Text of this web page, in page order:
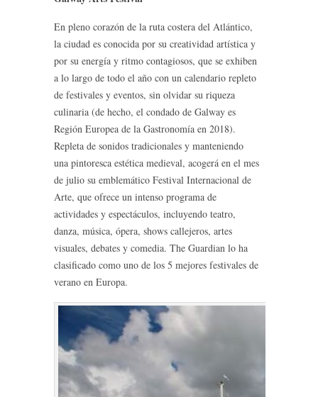
En pleno corazón de la ruta costera del Atlántico,
la ciudad es conocida por su creatividad artística y
por su energía y ritmo contagiosos, que se exhiben
a lo largo de todo el año con un calendario repleto
de festivales y eventos, sin olvidar su riqueza
culinaria (de hecho, el condado de Galway es
Región Europea de la Gastronomía en 2018).
Repleta de sonidos tradicionales y manteniendo
una pintoresca estética medieval, acogerá en el mes
de julio su emblemático Festival Internacional de
Arte, que ofrece un intenso programa de
actividades y espectáculos, incluyendo teatro,
danza, música, ópera, shows callejeros, artes
visuales, debates y comedia. The Guardian lo ha
clasificado como uno de los 5 mejores festivales de
verano en Europa.